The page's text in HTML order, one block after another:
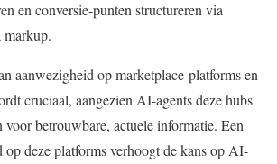
en conversie-punten structureren via
markup.
aanwezigheid op marketplace-platforms en
cruciaal, aangezien AI-agents deze hubs
voor betrouwbare, actuele informatie. Een
op deze platforms verhoogt de kans op AI-